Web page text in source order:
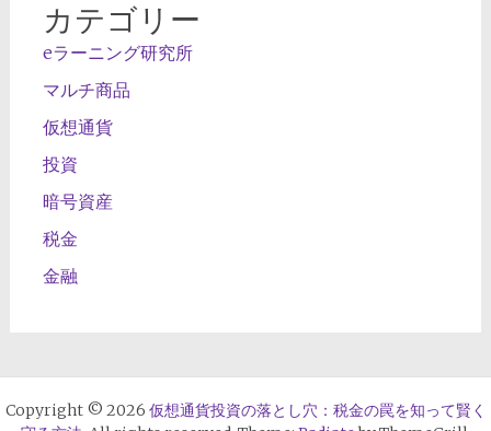
カテゴリー
eラーニング研究所
マルチ商品
仮想通貨
投資
暗号資産
税金
金融
Copyright © 2026 仮想通貨投資の落とし穴：税金の罠を知って賢く